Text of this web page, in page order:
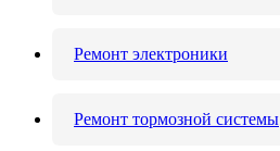
Ремонт электроники
Ремонт тормозной системы